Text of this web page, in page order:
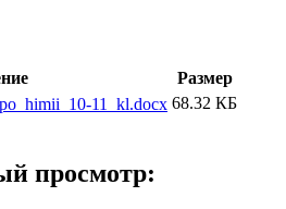
Размер
11_kl.docx 68.32 КБ
просмотр: